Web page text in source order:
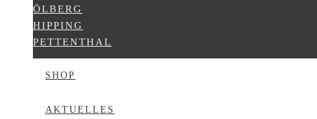
ÖLBERG
HIPPING
PETTENTHAL
SHOP
AKTUELLES